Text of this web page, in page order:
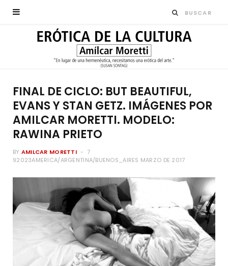
FINAL DE CICLO: BUT BEAUTIFUL,
EVANS Y STAN GETZ. IMÁGENES POR
AMILCAR MORETTI. MODELO:
RAWINA PRIETO
BY AMILCAR MORETTI
7
92023AMERICA/ARGENTINA/BUENOS_AIRES MARZO DE 2017